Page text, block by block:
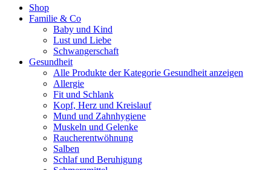
Shop
Familie & Co
Baby und Kind
Lust und Liebe
Schwangerschaft
Gesundheit
Alle Produkte der Kategorie Gesundheit anzeigen
Allergie
Fit und Schlank
Kopf, Herz und Kreislauf
Mund und Zahnhygiene
Muskeln und Gelenke
Raucherentwöhnung
Salben
Schlaf und Beruhigung